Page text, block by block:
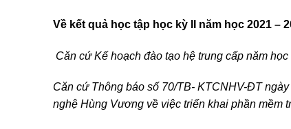
Về kết quả học tập học kỳ II năm học 2021 –
Căn cứKế hoạch đào tạo hệ trung cấp năm học
Căn cứ Thông báo số 70/TB- KTCNHV-ĐTngày
nghệ Hùng Vương về việc triển khai phần mềm